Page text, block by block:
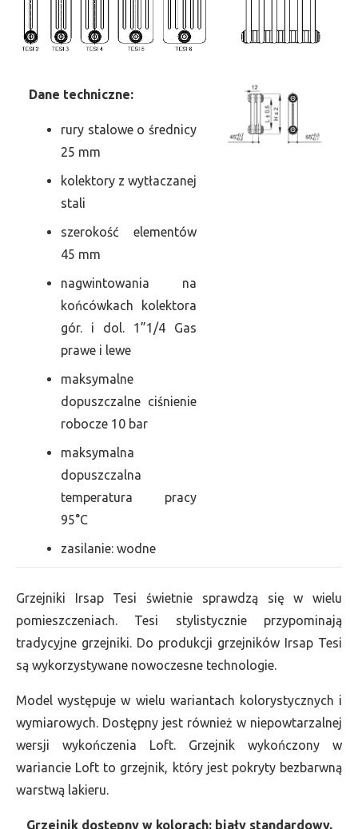
Dane techniczne:
rury stalowe o średnicy
25 mm
kolektory z wytłaczanej
stali
szerokość elementów
45 mm
nagwintowania na
końcówkach kolektora
gór. i dol. 1”1/4 Gas
prawe i lewe
maksymalne
dopuszczalne ciśnienie
robocze 10 bar
maksymalna
dopuszczalna
temperatura pracy
95°C
zasilanie: wodne
Grzejniki Irsap Tesi świetnie sprawdzą się w wielu
pomieszczeniach. Tesi stylistycznie przypominają
tradycyjne grzejniki. Do produkcji grzejników Irsap Tesi
są wykorzystywane nowoczesne technologie.
Model występuje w wielu wariantach kolorystycznych i
wymiarowych. Dostępny jest również w niepowtarzalnej
wersji wykończenia Loft. Grzejnik wykończony w
wariancie Loft to grzejnik, który jest pokryty bezbarwną
warstwą lakieru.
Grzejnik dostępny w kolorach: biały standardowy,